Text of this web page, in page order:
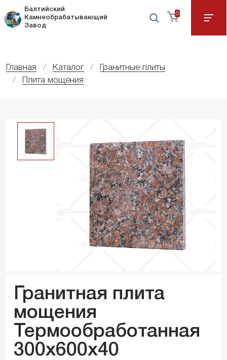
Балтийский
Камнеобрабатывающий
Завод
0
Главная Каталог
Гранитные плиты
Плита мощения
Гранитная плита
мощения
Термообработанная
300x600x40